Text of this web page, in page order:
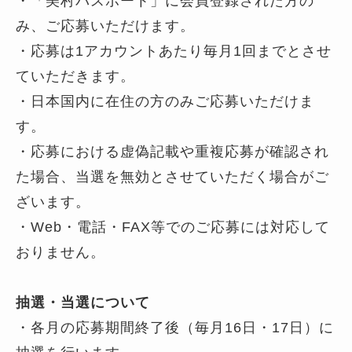
み、ご応募いただけます。
・応募は1アカウントあたり毎月1回までとさせ
ていただきます。
・日本国内に在住の方のみご応募いただけま
す。
・応募における虚偽記載や重複応募が確認され
た場合、当選を無効とさせていただく場合がご
ざいます。
・Web・電話・FAX等でのご応募には対応して
おりません。
抽選・当選について
・各月の応募期間終了後（毎月16日・17日）に